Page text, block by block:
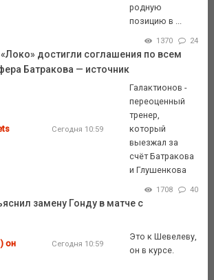
родную
позицию в ...
1370 24
«Локо» достигли соглашения по всем
Батракова — источник
Сегодня 10:59
Галактионов -
переоценный
тренер,
который
выезжал за
счёт Батракова
и Глушенкова
1708 40
замену Гонду в матче с
он Сегодня 10:59
Это к Шевелеву,
он в курсе.